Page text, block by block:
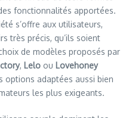
fonctionnalités apportées.
s’offre aux utilisateurs,
très précis, qu’ils soient
de modèles proposés par
, Lelo ou Lovehoney
options adaptées aussi bien
les plus exigeants.